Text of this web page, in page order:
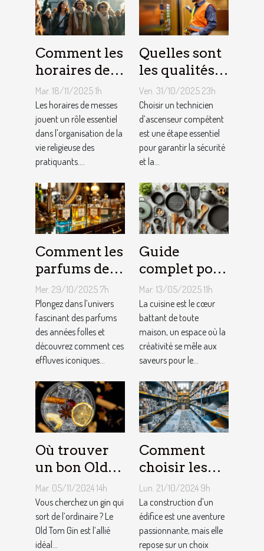
Comment les
horaires de
messes
facilitent la
vie des
pratiquants ?
Mar. 18/11/2025 1h
Les horaires de messes
jouent un rôle essentiel
dans l'organisation de la
vie religieuse des
pratiquants....
Quelles sont
les qualités à
rechercher
chez un
technicien
d’ascenseur ?
Ven. 31/10/2025 23h
Choisir un technicien
d’ascenseur compétent
est une étape essentiel
pour garantir la sécurité
et la...
Comment les
parfums des
années folles
influencent-
ils la mode
moderne ?
Mer. 29/10/2025 7h
Plongez dans l’univers
fascinant des parfums
des années folles et
découvrez comment ces
effluves iconiques...
Guide
complet pour
choisir le
meilleur
équipement
de cuisine
Mar. 13/05/2025 11h
La cuisine est le cœur
battant de toute
maison, un espace où la
créativité se mêle aux
saveurs pour le...
Où trouver
un bon Old
Tom Gin
artisanal ?
Mar. 05/11/2024 14h
Vous cherchez un gin qui
sort de l’ordinaire ? Le
Old Tom Gin est l’allié
idéal...
Comment
choisir les
matériaux de
construction
adaptés à
votre projet
Lun. 21/10/2024 9h
La construction d'un
édifice est une aventure
passionnante, mais elle
repose sur un choix